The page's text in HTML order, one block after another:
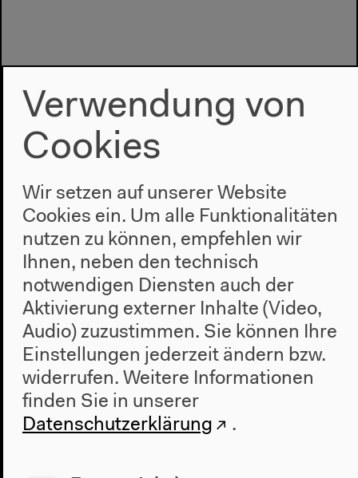
Programm
2022
Das Neue Alphabet
Das Anthropozän am HKW
Haus
Über uns
Architektur
Geschichte
Verwendung von
Cookies
Wir setzen auf unserer Website
Cookies ein. Um alle Funktionalitäten
nutzen zu können, empfehlen wir
Ihnen, neben den technisch
notwendigen Diensten auch der
Aktivierung externer Inhalte (Video,
Audio) zuzustimmen. Sie können Ihre
Einstellungen jederzeit ändern bzw.
widerrufen. Weitere Informationen
finden Sie in unserer
Datenschutzerklärung
.